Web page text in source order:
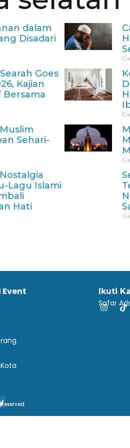
dalam
Disadari
Goes
Kajian
Bersama
Sehari-
Lagu Islami
Hati
Event Ikuti
Safar